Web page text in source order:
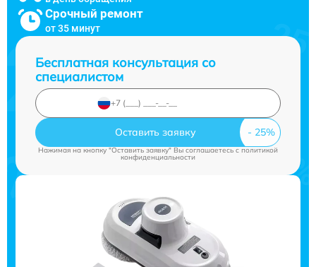
Срочный ремонт
от 35 минут
Бесплатная консультация со
специалистом
Оставить заявку
Нажимая на кнопку "Оставить заявку" Вы соглашаетесь cполитикой
конфиденциальности